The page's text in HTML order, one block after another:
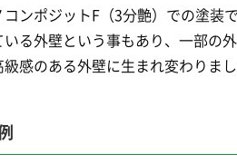
コンポジットF（3分艶）での塗装
いる外壁という事もあり、一部の
級感のある外壁に生まれ変わりまし